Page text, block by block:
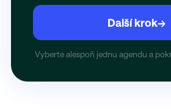
Další krok→
Vyberte alespoň jednu agendu a